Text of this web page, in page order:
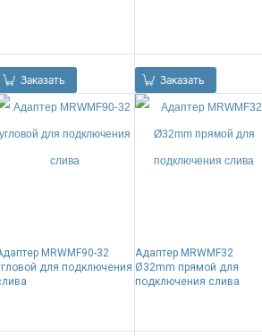
Заказать Заказать
MRWMF90-32
для подключения
Адаптер MRWMF32
Ø32mm прямой для
подключения слива